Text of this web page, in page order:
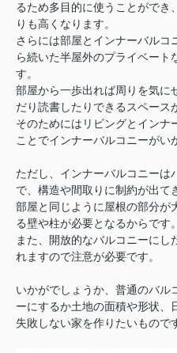
るため多目的に使うことができ
りも高くなります。
さらには部屋とインナーバルコ
ら続いた半屋外のプライベー
す。
部屋から一歩出れば周りを気に
だり読書したりできるスペース
そのためにはリビングとインナ
ことでインナーバルコニーがい
ただし、インナーバルコニーは
で、構造や間取りに制約が出て
部屋と同じように屋根の部分が
る壁や柱が必要となるからです。
また、開放的なバルコニーにし
れますので注意が必要です。
いかがでしょうか、普通のバル
ーにするか土地の面積や形状、
失敗しない家を作りたいもので